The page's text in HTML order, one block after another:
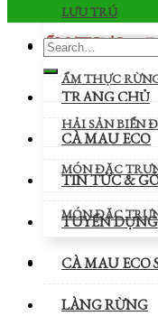
LƯU TRÚ
ẨM THỰC &
ẨM THỰC
HẢI SẢN BIỂN
MÓN ĐẶC
MÓN ĐẶC
TRANG CHỦ
CÀ MAU ECO
TIN TỨC &
TUYỂN DỤNG
CÀ MAU ECO
LÀNG RỪNG